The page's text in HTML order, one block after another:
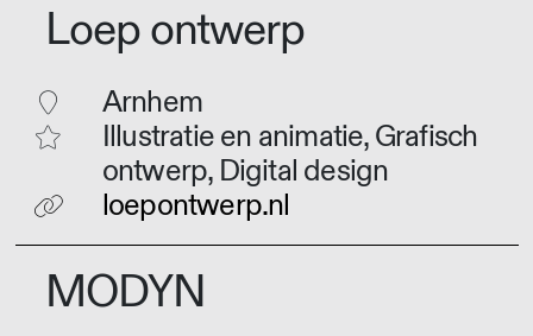
Loep ontwerp
Arnhem
Illustratie en animatie, Grafisch
ontwerp, Digital design
loepontwerp.nl
MODYN